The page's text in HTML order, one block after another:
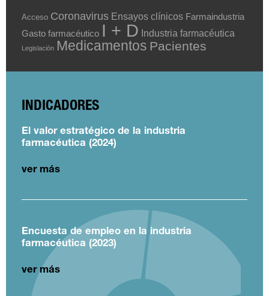
Acceso Coronavirus Ensayos clínicos Farmaindustria
Gasto farmacéutico I + D Industria farmacéutica
Legislación Medicamentos Pacientes
INDICADORES
El valor estratégico de la industria
farmacéutica (2024)
ver más
Encuesta de empleo en la industria
farmacéutica (2023)
ver más